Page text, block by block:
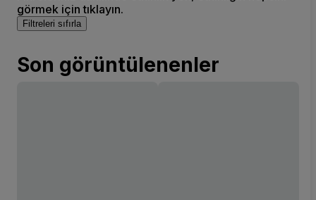
görmek için tıklayın.
Filtreleri sıfırla
Son görüntülenenler